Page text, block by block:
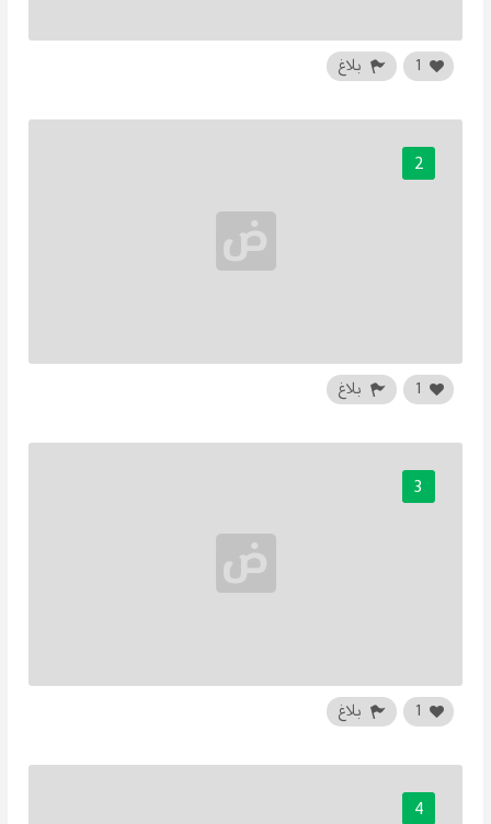
1 بلاغ
2
1 بلاغ
3
1 بلاغ
4